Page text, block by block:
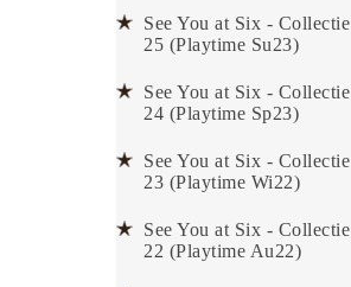
See You at Six - Collectie
25 (Playtime Su23)
See You at Six - Collectie
24 (Playtime Sp23)
See You at Six - Collectie
23 (Playtime Wi22)
See You at Six - Collectie
22 (Playtime Au22)